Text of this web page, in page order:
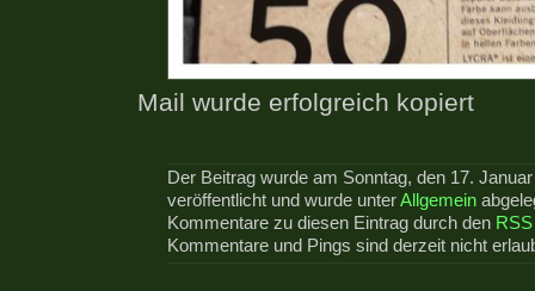
Mail wurde erfolgreich kopiert
Der Beitrag wurde am Sonntag, den 17.
veröffentlicht und wurde unterAllgemein
Kommentare zu diesen Eintrag durch den
Kommentare und Pings sind derzeit nicht